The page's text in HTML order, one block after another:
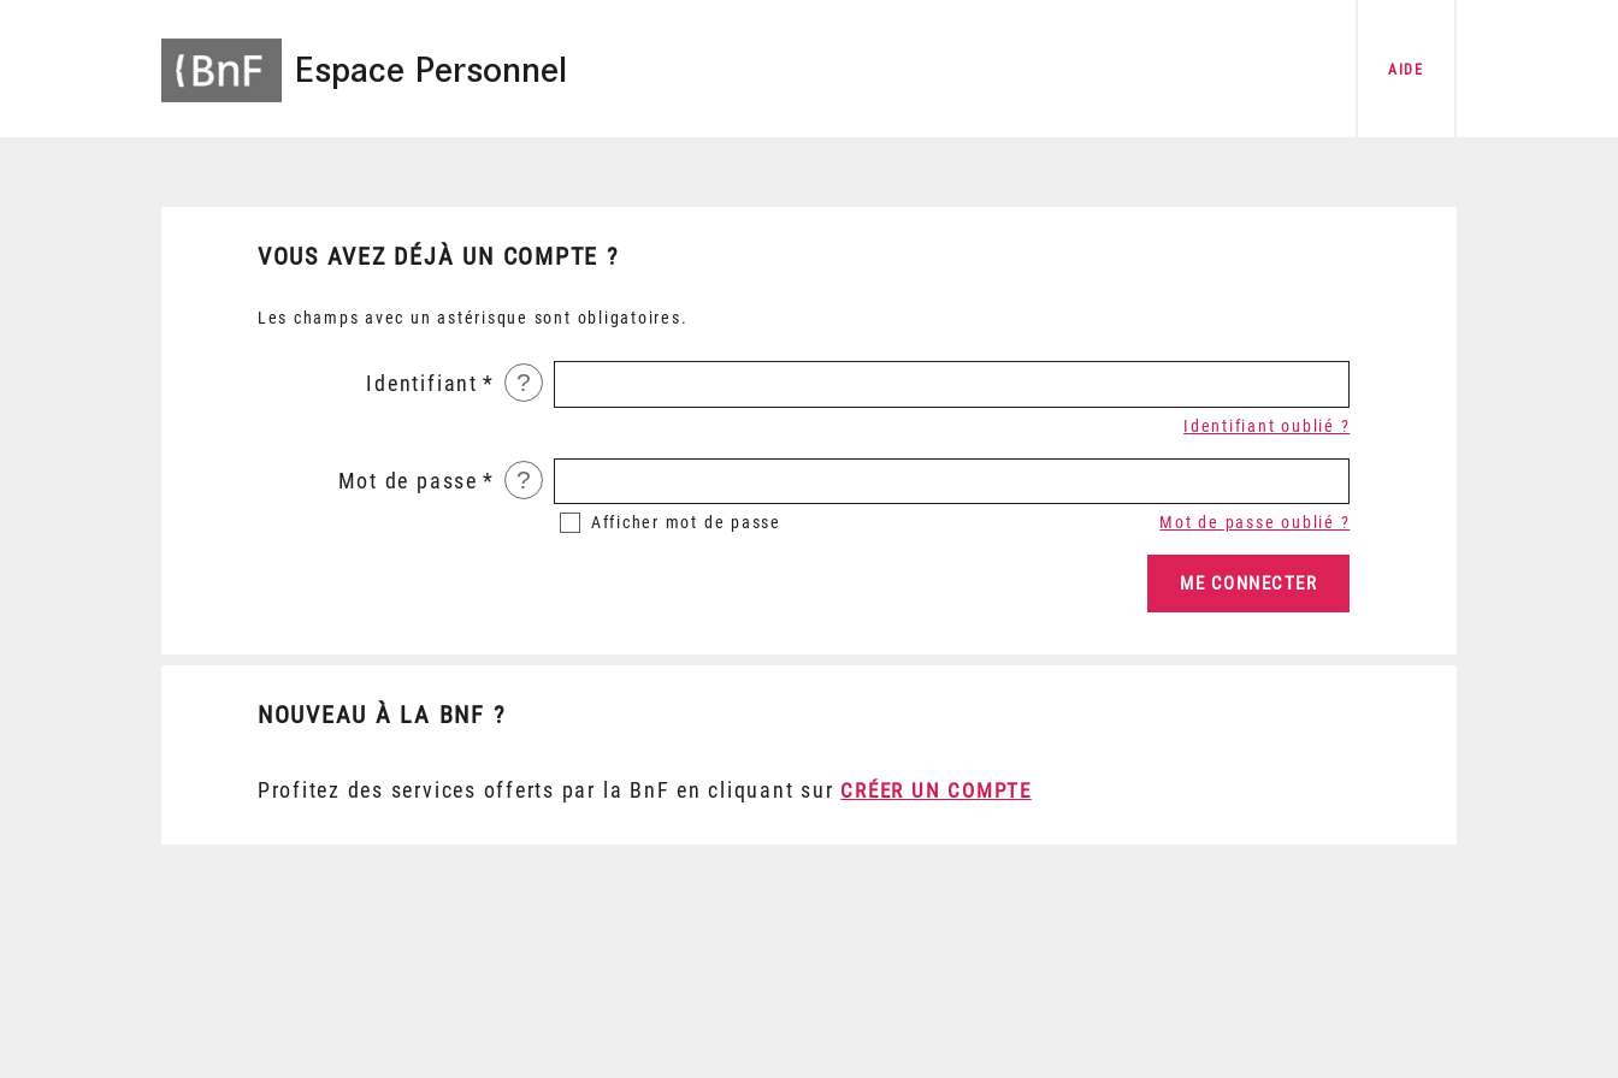
Espace Personnel AIDE
VOUS AVEZ DÉJÀ UN COMPTE ?
Les champs avec un astérisque sont obligatoires.
Identifiant ?
Identifiant oublié ?
Mot de passe ?
Afficher mot de passe Mot de passe oublié ?
NOUVEAU À LA BNF ?
Profitez des services offerts par la BnF en cliquant sur CRÉER UN COMPTE